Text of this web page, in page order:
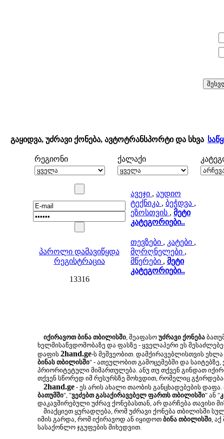
გაყიდვა, უძრავი ქონება, ავტოტრანსპორტი და სხვა
რეგიონი ქალაქი
პაროლი დამავიწყდა
რეგისტრაცია
13316
ავეჯი , აუდიო
ტექნიკა , ბეჭდვა ,
ეზოსთვის , მეტი
კატეგორიები..
თევზები , კატები ,
მღრღნელები ,
მწერები , მეტი
კატეგორიები..
იქირავოთ ბინა თბილისში, შეაფასო უძრავი ქონება
ხელმისაწვდომობაზე და ფასზე - ყველაპერი ეს
დაფის 2hand.ge-ს მეშვეობით. დამქირავებლისთვის
ბინას თბილისში" - ათეულობით გამოცემებში და საიტებზე,
პრიორიტეტული მიმართულება. ანუ თუ თქვენ გინდათ
თქვენ სწორედ იმ რესურსზე მოხვდით, რომელიც
2hand.ge - ეს არის ახალი თაობის განცხადებების
ბათუმში", "ვეძებთ გასაქირავებელ ფართს თბილისში" ან "
დაკავშირებული უძრავ ქონებასთან, არ დარჩება თავისი
მიაქციეთ ყურადღება, რომ უძრავი ქონება თბილისში
იმის გარდა, რომ იქირავოდ ან იყიდოთ ბინა თბილისში,
სასაქონლო ჯგუფების მიხედვით.